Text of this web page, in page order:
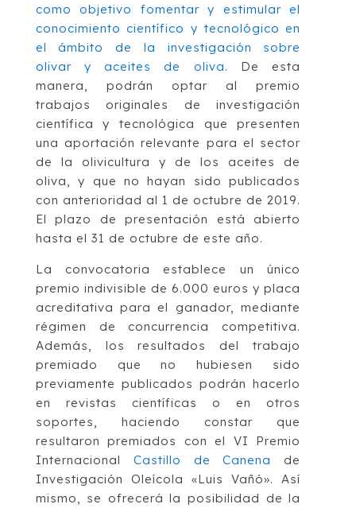
como objetivo fomentar y estimular el
conocimiento científico y tecnológico en
el ámbito de la investigación sobre
olivar y aceites de oliva. De esta
manera, podrán optar al premio
trabajos originales de investigación
científica y tecnológica que presenten
una aportación relevante para el sector
de la olivicultura y de los aceites de
oliva, y que no hayan sido publicados
con anterioridad al 1 de octubre de 2019.
El plazo de presentación está abierto
hasta el 31 de octubre de este año.
La convocatoria establece un único
premio indivisible de 6.000 euros y placa
acreditativa para el ganador, mediante
régimen de concurrencia competitiva.
Además, los resultados del trabajo
premiado que no hubiesen sido
previamente publicados podrán hacerlo
en revistas científicas o en otros
soportes, haciendo constar que
resultaron premiados con el VI Premio
Internacional Castillo de Canena
de
Investigación Oleícola «Luis Vañó». Así
mismo, se ofrecerá la posibilidad de la